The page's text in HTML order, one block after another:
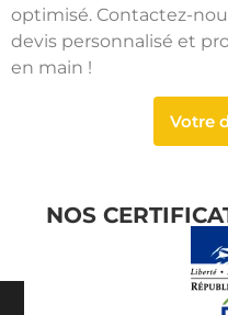
optimisé. Contactez-
devis personnalisé et
en main !
Votre
NOS